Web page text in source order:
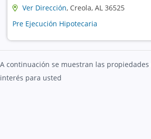
Ver Dirección, Creola, AL 36525
Pre Ejecución Hipotecaria
A continuación se muestran las
interés para usted